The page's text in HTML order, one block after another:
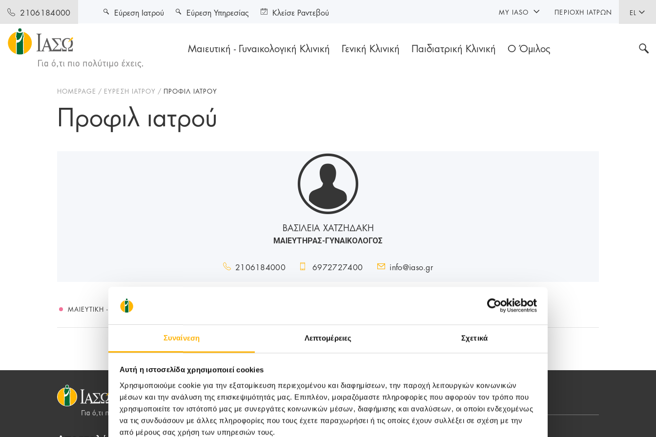
Συναίνεση Λεπτομέρειες Σχετικά
Αυτή η ιστοσελίδα χρησιμοποιεί cookies
Χρησιμοποιούμε cookie για την εξατομίκευση περιεχομένου και διαφημίσεων, την παροχή λειτουργιών κοινωνικών
μέσων και την ανάλυση της επισκεψιμότητάς μας. Επιπλέον, μοιραζόμαστε πληροφορίες που αφορούν τον τρόπο που
χρησιμοποιείτε τον ιστότοπό μας με συνεργάτες κοινωνικών μέσων, διαφήμισης και αναλύσεων, οι οποίοι ενδεχομένως
να τις συνδυάσουν με άλλες πληροφορίες που τους έχετε παραχωρήσει ή τις οποίες έχουν συλλέξει σε σχέση με την
από μέρους σας χρήση των υπηρεσιών τους.
2106184000 EL
Μαιευτική - Γυναικολογική Κλινική Γενική Κλινική Παιδιατρική Κλινική Ο Όμιλος
Εύρεση Ιατρού Εύρεση Υπηρεσίας Κλείσε Ραντεβού MY IASO ΠΕΡΙΟΧΉ ΙΑΤΡΏΝ
HOMEPAGE ΕΥΡΕΣΗ ΙΑΤΡΟΥ ΠΡΟΦΙΛ ΙΑΤΡΟΥ
Προφιλ ιατρού
ΒΑΣΙΛΕΙΑ ΧΑΤΖΗΔΑΚΗ
ΜΑΙΕΥΤΗΡΑΣ-ΓΥΝΑΙΚΟΛΟΓΟΣ
2106184000 6972727400 info@iaso.gr
ΜΑΙΕΥΤΙΚΉ - ΓΥΝΑΙΚΟΛΟΓΙΚΉ